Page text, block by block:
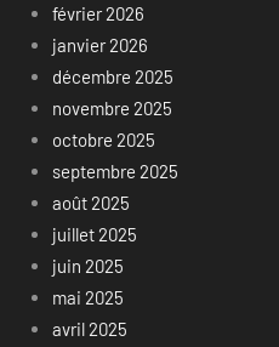
février 2026
janvier 2026
décembre 2025
novembre 2025
octobre 2025
septembre 2025
août 2025
juillet 2025
juin 2025
mai 2025
avril 2025